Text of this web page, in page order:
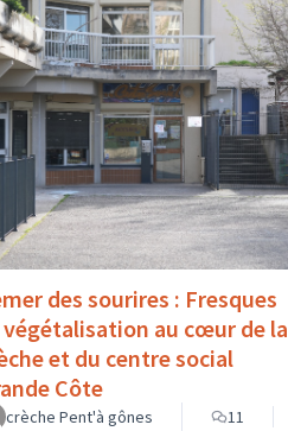
des sourires : Fresques
au cœur de la
et du centre social
Côte
crèche Pent'à gônes 11